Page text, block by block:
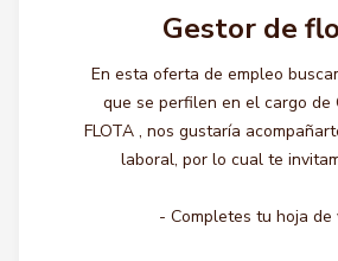
Gestor de
En esta oferta de empleo
que se perfilen en el cargo de
FLOTA , nos gustaría
laboral, por lo cual te
- Completes tu hoja de